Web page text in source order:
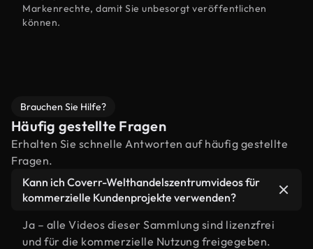
Markenrechte, damit Sie unbesorgt veröffentlichen
können.
Brauchen Sie Hilfe?
Häufig gestellte Fragen
Erhalten Sie schnelle Antworten auf häufig gestellte
Fragen.
Kann ich Coverr-Welthandelszentrumvideos für
kommerzielle Kundenprojekte verwenden?
Ja – alle Videos dieser Sammlung sind lizenzfrei
und für die kommerzielle Nutzung freigegeben.